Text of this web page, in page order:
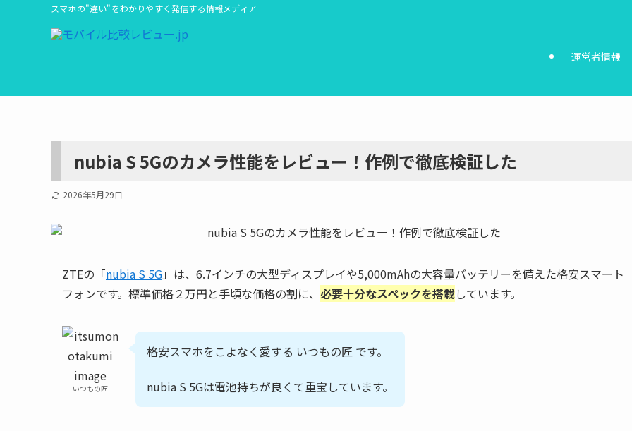
スマホの"違い"をわかりやすく発信する情報メディア
運営者情報
nubia S 5Gのカメラ性能をレビュー！作例で徹底検証した
2026年5月29日
ZTEの「nubia S 5G」は、6.7インチの大型ディスプレイや5,000mAhの大容量バッテリーを備えた格安スマート
フォンです。標準価格２万円と手頃な価格の割に、 必要十分なスペックを搭載しています。
いつもの匠
格安スマホをこよなく愛する いつもの匠 です。
nubia S 5Gは電池持ちが良くて重宝しています。